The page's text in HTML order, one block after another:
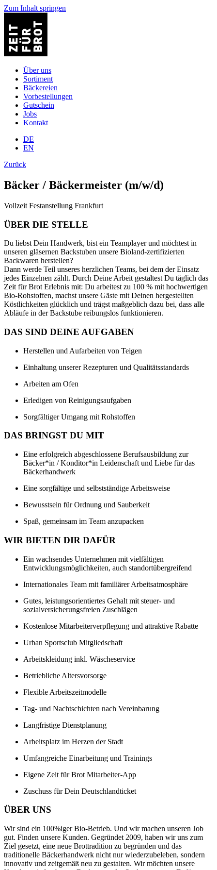
Zum Inhalt springen
Über uns
Sortiment
Bäckereien
Vorbestellungen
Gutschein
Jobs
Kontakt
DE
EN
Zurück
Bäcker / Bäckermeister (m/w/d)
Vollzeit Festanstellung Frankfurt
ÜBER DIE STELLE
Du liebst Dein Handwerk, bist ein Teamplayer und möchtest in
unseren gläsernen Backstuben unsere Bioland-zertifizierten
Backwaren herstellen?
Dann werde Teil unseres herzlichen Teams, bei dem der Einsatz
jedes Einzelnen zählt. Durch Deine Arbeit gestaltest Du täglich das
Zeit für Brot Erlebnis mit: Du arbeitest zu 100 % mit hochwertigen
Bio-Rohstoffen, machst unsere Gäste mit Deinen hergestellten
Köstlichkeiten glücklich und trägst maßgeblich dazu bei, dass alle
Abläufe in der Backstube reibungslos funktionieren.
DAS SIND DEINE AUFGABEN
Herstellen und Aufarbeiten von Teigen
Einhaltung unserer Rezepturen und Qualitätsstandards
Arbeiten am Ofen
Erledigen von Reinigungsaufgaben
Sorgfältiger Umgang mit Rohstoffen
DAS BRINGST DU MIT
Eine erfolgreich abgeschlossene Berufsausbildung zur
Bäcker*in / Konditor*in Leidenschaft und Liebe für das
Bäckerhandwerk
Eine sorgfältige und selbstständige Arbeitsweise
Bewusstsein für Ordnung und Sauberkeit
Spaß, gemeinsam im Team anzupacken
WIR BIETEN DIR DAFÜR
Ein wachsendes Unternehmen mit vielfältigen
Entwicklungsmöglichkeiten, auch standortübergreifend
Internationales Team mit familiärer Arbeitsatmosphäre
Gutes, leistungsorientiertes Gehalt mit steuer- und
sozialversicherungsfreien Zuschlägen
Kostenlose Mitarbeiterverpflegung und attraktive Rabatte
Urban Sportsclub Mitgliedschaft
Arbeitskleidung inkl. Wäscheservice
Betriebliche Altersvorsorge
Flexible Arbeitszeitmodelle
Tag- und Nachtschichten nach Vereinbarung
Langfristige Dienstplanung
Arbeitsplatz im Herzen der Stadt
Umfangreiche Einarbeitung und Trainings
Eigene Zeit für Brot Mitarbeiter-App
Zuschuss für Dein Deutschlandticket
ÜBER UNS
Wir sind ein 100%iger Bio-Betrieb. Und wir machen unseren Job
gut. Finden unsere Kunden. Gegründet 2009, haben wir uns zum
Ziel gesetzt, eine neue Brottradition zu begründen und das
traditionelle Bäckerhandwerk nicht nur wiederzubeleben, sondern
innovativ und zeitgemäß neu zu gestalten. Wir möchten unsere